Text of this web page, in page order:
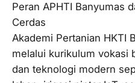
Peran APHTI Banyumas
Cerdas
Akademi Pertanian HKTI
melalui kurikulum vokasi
dan teknologi modern